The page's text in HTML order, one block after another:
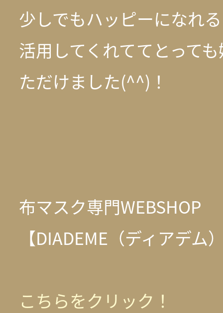
少しでもハッピーになれ
活用してくれててとって
ただけました(^^)！
布マスク専門WEBSHOP
【DIADEME（ディアデム
こちらをクリック！